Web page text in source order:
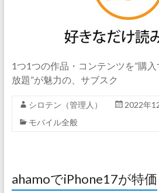
1つ1つの作品・コンテンツを”購
放題”が魅力の、サブスク
シロテン（管理人）
2022年
モバイル全般
ahamoでiPhone17が特価